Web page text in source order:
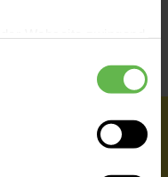
nur den notwendigen
Auswahl